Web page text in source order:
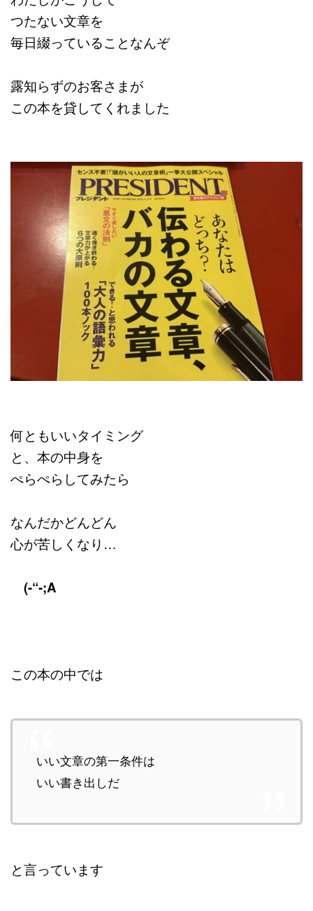
つたない文章を
毎日綴っていることなんぞ
露知らずのお客さまが
この本を貸してくれました
何ともいいタイミング
と、本の中身を
ぺらぺらしてみたら
なんだかどんどん
心が苦しくなり…
(-“-;A
この本の中では
いい文章の第一条件は
いい書き出しだ
と言っています